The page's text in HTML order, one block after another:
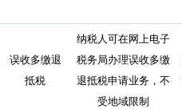
误收多缴退
抵税
纳税人可在网上电子
税务局办理误收多缴
退抵税申请业务，不
受地域限制